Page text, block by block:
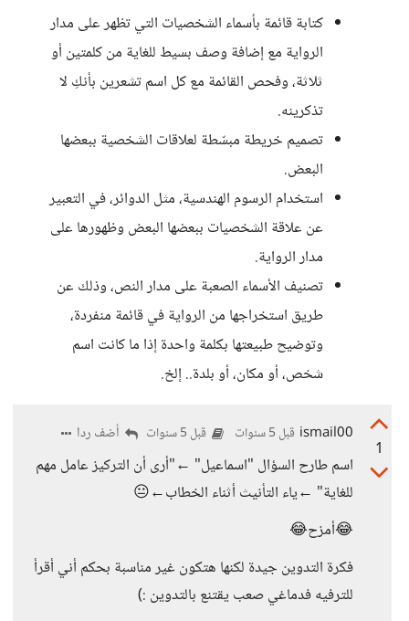
كتابة قائمة بأسماء الشخصيات التي تظهر على مدار
الرواية مع إضافة وصف بسيط للغاية من كلمتين أو
ثلاثة، وفحص القائمة مع كل اسم تشعرين بأنكِ لا
تذكرينه.
تصميم خريطة مبسّطة لعلاقات الشخصية ببعضها
البعض.
استخدام الرسوم الهندسية، مثل الدوائر، في التعبير
عن علاقة الشخصيات ببعضها البعض وظهورها على
مدار الرواية.
تصنيف الأسماء الصعبة على مدار النص، وذلك عن
طريق استخراجها من الرواية في قائمة منفردة،
وتوضيح طبيعتها بكلمة واحدة إذا ما كانت اسم
شخص، أو مكان، أو بلدة.. إلخ.
1
ismail00 قبل 5 سنوات قبل 5 سنوات أضف ردا
اسم طارح السؤال "اسماعيل" ←"أرى أن التركيز عامل مهم
للغاية" ←ياء التأنيث أثناء الخطاب←😐
😂أمزح😂
فكرة التدوين جيدة لكنها هتكون غير مناسبة بحكم أني أقرأ
للترفيه فدماغي صعب يقتنع بالتدوين :)